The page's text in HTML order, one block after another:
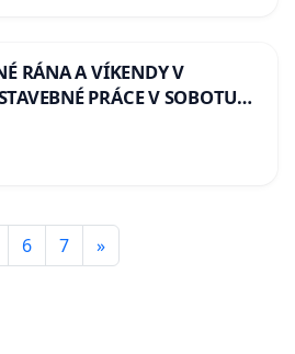
RÁNA A VÍKENDY V
PRÁCE V SOBOTU
HOD., CEZ PRACOVNÝ
18.00 HOD. A PRAVIDELNÁ
C-AREA NA
6 7 »